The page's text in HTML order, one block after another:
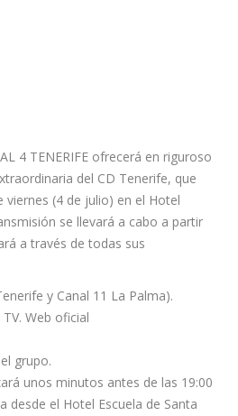
4 TENERIFE ofrecerá en riguroso
del CD Tenerife, que
(4 de julio) en el Hotel
se llevará a cabo a partir
a través de todas sus
y Canal 11 La Palma).
Web oficial
grupo.
unos minutos antes de las 19:00
desde el Hotel Escuela de Santa